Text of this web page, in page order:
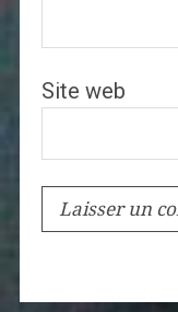
Site web